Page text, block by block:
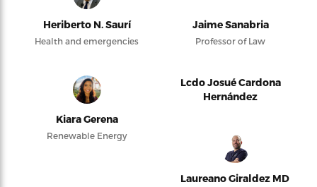
Heriberto N. Saurí
Health and emergencies
Jaime Sanabria
Professor of Law
Kiara Gerena
Renewable Energy
Lcdo Josué Cardona
Hernández
Laureano Giraldez MD